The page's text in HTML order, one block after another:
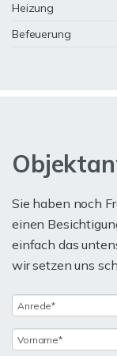
Heizung
Befeuerung
Sie haben noch
einen
einfach das
wir setzen uns